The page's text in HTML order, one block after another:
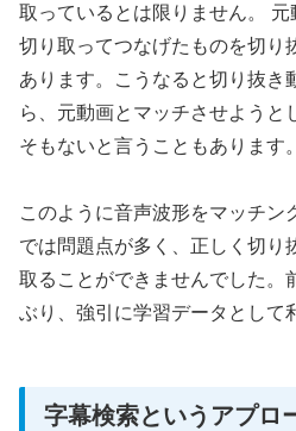
取っているとは限りません。
切り取ってつなげたものを切り
あります。こうなると切り抜き
ら、元動画とマッチさせようと
そもないと言うこともあります。
このように音声波形をマッチン
では問題点が多く、正しく切り
取ることができませんでした。
ぶり、強引に学習データとして
字幕検索というアプロ